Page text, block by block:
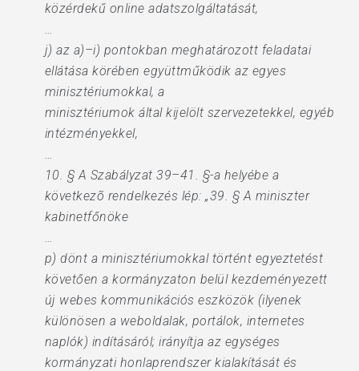
közérdekű online adatszolgáltatását,
…
j) az a)–i) pontokban meghatározott feladatai
ellátása körében együttműködik az egyes
minisztériumokkal, a
minisztériumok által kijelölt szervezetekkel, egyéb
intézményekkel,
…
10. § A Szabályzat 39–41. §-a helyébe a
következõ rendelkezés lép: „39. § A miniszter
kabinetfőnöke
…
p) dönt a minisztériumokkal történt egyeztetést
követően a kormányzaton belül kezdeményezett
új webes kommunikációs eszközök (ilyenek
különösen a weboldalak, portálok, internetes
naplók) indításáról; irányítja az egységes
kormányzati honlaprendszer kialakítását és